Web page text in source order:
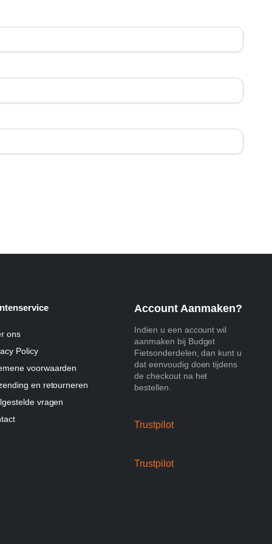
ons
Policy
voorwaarden
en retourneren
vragen
Account Aanmaken?
Indien u een account wil
aanmaken bij Budget
Fietsonderdelen, dan kunt u
dat eenvoudig doen tijdens
de checkout na het
bestellen.
Trustpilot
Trustpilot